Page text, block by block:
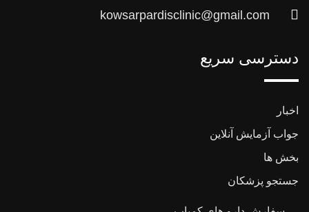
kowsarpardisclinic@gmail.com
دسترسی سریع
اخبار
جواب آزمایش آنلاین
بخش ها
جستجو پزشکان